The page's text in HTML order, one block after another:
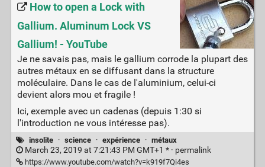
How to open a Lock with
Gallium. Aluminum Lock VS
Gallium! - YouTube
Je ne savais pas, mais le gallium corrode la plupart des
autres métaux en se diffusant dans la structure
moléculaire. Dans le cas de l'aluminium, celui-ci
devient alors mou et fragile !
Ici, exemple avec un cadenas (depuis 1:30 si
l'introduction ne vous intéresse pas).
insolite · science · expérience · métaux
March 23, 2019 at 7:21:43 PM GMT+1 * · permalink
https://www.youtube.com/watch?v=k919f7Qi4es